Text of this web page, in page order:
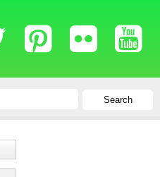
Search